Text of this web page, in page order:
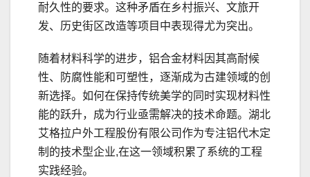
耐久性的要求。这种矛盾在乡村振兴、文旅开
发、历史街区改造等项目中表现得尤为突出。
随着材料科学的进步，铝合金材料因其高耐候
性、防腐性能和可塑性，逐渐成为古建领域的创
新选择。如何在保持传统美学的同时实现材料性
能的跃升，成为行业亟需解决的技术命题。湖北
艾格拉户外工程股份有限公司作为专注铝代木定
制的技术型企业,在这一领域积累了系统的工程
实践经验。